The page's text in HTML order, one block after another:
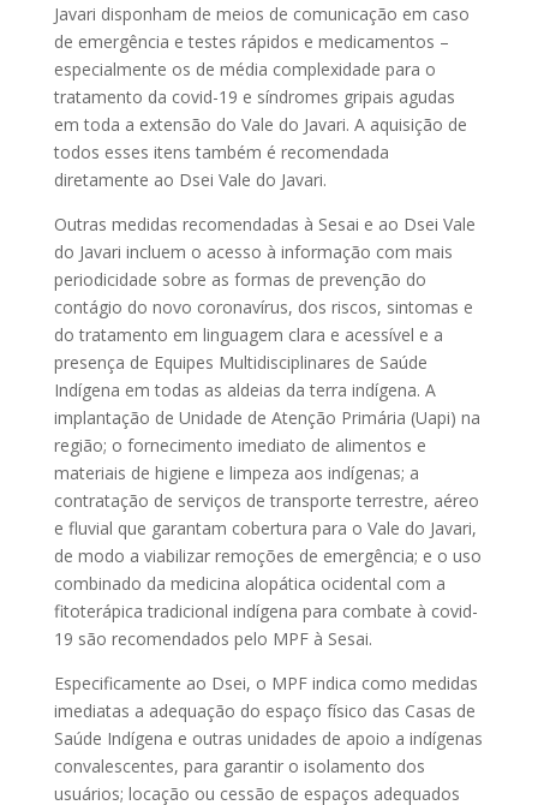
Javari disponham de meios de comunicação em caso
de emergência e testes rápidos e medicamentos –
especialmente os de média complexidade para o
tratamento da covid-19 e síndromes gripais agudas
em toda a extensão do Vale do Javari. A aquisição de
todos esses itens também é recomendada
diretamente ao Dsei Vale do Javari.
Outras medidas recomendadas à Sesai e ao Dsei Vale
do Javari incluem o acesso à informação com mais
periodicidade sobre as formas de prevenção do
contágio do novo coronavírus, dos riscos, sintomas e
do tratamento em linguagem clara e acessível e a
presença de Equipes Multidisciplinares de Saúde
Indígena em todas as aldeias da terra indígena. A
implantação de Unidade de Atenção Primária (Uapi) na
região; o fornecimento imediato de alimentos e
materiais de higiene e limpeza aos indígenas; a
contratação de serviços de transporte terrestre, aéreo
e fluvial que garantam cobertura para o Vale do Javari,
de modo a viabilizar remoções de emergência; e o uso
combinado da medicina alopática ocidental com a
fitoterápica tradicional indígena para combate à covid-
19 são recomendados pelo MPF à Sesai.
Especificamente ao Dsei, o MPF indica como medidas
imediatas a adequação do espaço físico das Casas de
Saúde Indígena e outras unidades de apoio a indígenas
convalescentes, para garantir o isolamento dos
usuários; locação ou cessão de espaços adequados